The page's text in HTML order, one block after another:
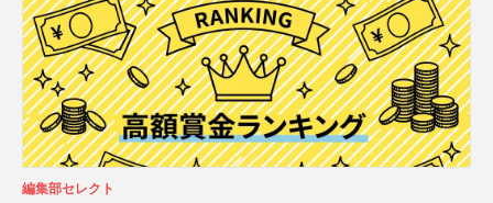
編集部セレクト